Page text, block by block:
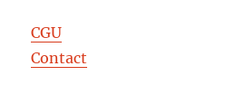
CGU
Contact